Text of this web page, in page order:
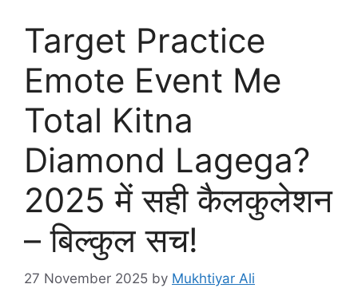
Target Practice
Emote Event Me
Total Kitna
Diamond Lagega?
2025 में सही कैलकुलेशन
– बिल्कुल सच!
27 November 2025 by Mukhtiyar Ali